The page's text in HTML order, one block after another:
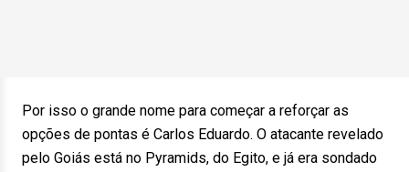
Por isso o grande nome para começar a reforçar as
opções de pontas é Carlos Eduardo. O atacante revelado
pelo Goiás está no Pyramids, do Egito, e já era sondado